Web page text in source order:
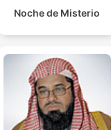
Noche de Misterio